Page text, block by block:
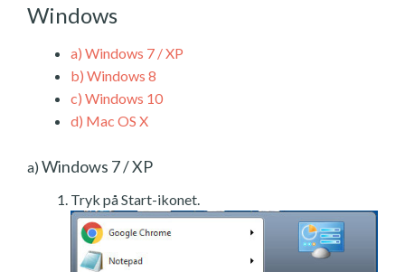
Windows
a) Windows 7 / XP
b) Windows 8
c) Windows 10
d) Mac OS X
a) Windows 7 / XP
Tryk på Start-ikonet.